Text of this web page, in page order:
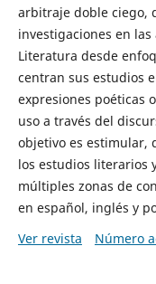
arbitraje doble ciego,
investigaciones en
Literatura desde
centran sus estudios
expresiones poéticas
uso a través del
objetivo es estimular,
los estudios literarios
múltiples zonas de
en español, inglés y
Ver revista
Número